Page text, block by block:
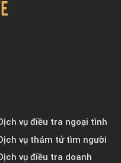
vụ điều tra ngoại tình
vụ thám tử tìm người
vụ điều tra doanh